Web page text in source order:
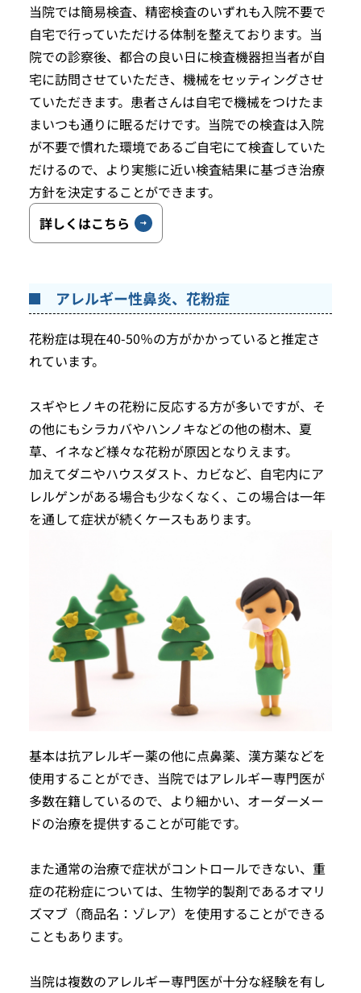
当院では簡易検査、精密検査のいずれも入院不要で
自宅で行っていただける体制を整えております。当
院での診察後、都合の良い日に検査機器担当者が自
宅に訪問させていただき、機械をセッティングさせ
ていただきます。患者さんは自宅で機械をつけたま
まいつも通りに眠るだけです。当院での検査は入院
が不要で慣れた環境であるご自宅にて検査していた
だけるので、より実態に近い検査結果に基づき治療
方針を決定することができます。
詳しくはこちら
アレルギー性鼻炎、花粉症
花粉症は現在40-50％の方がかかっていると推定さ
れています。
スギやヒノキの花粉に反応する方が多いですが、そ
の他にもシラカバやハンノキなどの他の樹木、夏
草、イネなど様々な花粉が原因となりえます。
加えてダニやハウスダスト、カビなど、自宅内にア
レルゲンがある場合も少なくなく、この場合は一年
を通して症状が続くケースもあります。
基本は抗アレルギー薬の他に点鼻薬、漢方薬などを
使用することができ、当院ではアレルギー専門医が
多数在籍しているので、より細かい、オーダーメー
ドの治療を提供することが可能です。
また通常の治療で症状がコントロールできない、重
症の花粉症については、生物学的製剤であるオマリ
ズマブ（商品名：ゾレア）を使用することができる
こともあります。
当院は複数のアレルギー専門医が十分な経験を有し